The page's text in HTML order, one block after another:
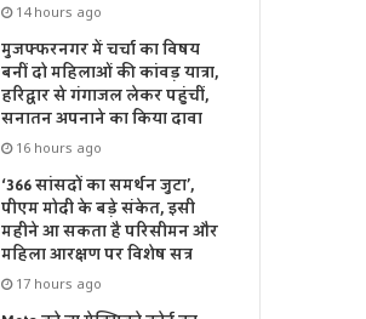
14 hours ago
मुजफ्फरनगर में चर्चा का विषय
बनीं दो महिलाओं की कांवड़ यात्रा,
हरिद्वार से गंगाजल लेकर पहुंचीं,
सनातन अपनाने का किया दावा
16 hours ago
‘366 सांसदों का समर्थन जुटा’,
पीएम मोदी के बड़े संकेत, इसी
महीने आ सकता है परिसीमन और
महिला आरक्षण पर विशेष सत्र
17 hours ago